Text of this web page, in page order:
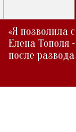
«Я позволила
Елена Тополя
после развода